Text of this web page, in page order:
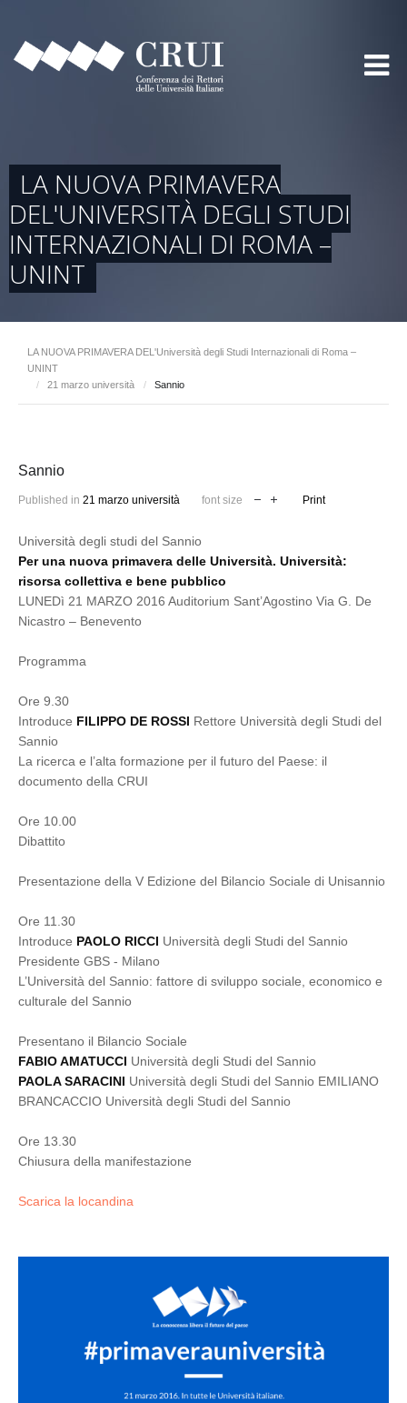
LA NUOVA PRIMAVERA
DEL'UNIVERSITÀ DEGLI STUDI
INTERNAZIONALI DI ROMA –
UNINT
LA NUOVA PRIMAVERA DEL'Università degli Studi Internazionali di Roma –
UNINT
/
21 marzo università / Sannio
Sannio
Published in 21 marzo università font size Print
Università degli studi del Sannio
Per una nuova primavera delle Università. Università:
risorsa collettiva e bene pubblico
LUNEDì 21 MARZO 2016 Auditorium Sant’Agostino Via G. De
Nicastro – Benevento
Programma
Ore 9.30
Introduce FILIPPO DE ROSSI Rettore Università degli Studi del
Sannio
La ricerca e l’alta formazione per il futuro del Paese: il
documento della CRUI
Ore 10.00
Dibattito
Presentazione della V Edizione del Bilancio Sociale di Unisannio
Ore 11.30
Introduce PAOLO RICCI Università degli Studi del Sannio
Presidente GBS - Milano
L’Università del Sannio: fattore di sviluppo sociale, economico e
culturale del Sannio
Presentano il Bilancio Sociale
FABIO AMATUCCI Università degli Studi del Sannio
PAOLA SARACINI Università degli Studi del Sannio EMILIANO
BRANCACCIO Università degli Studi del Sannio
Ore 13.30
Chiusura della manifestazione
Scarica la locandina